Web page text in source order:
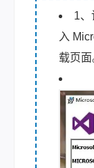
1、
入
载页面